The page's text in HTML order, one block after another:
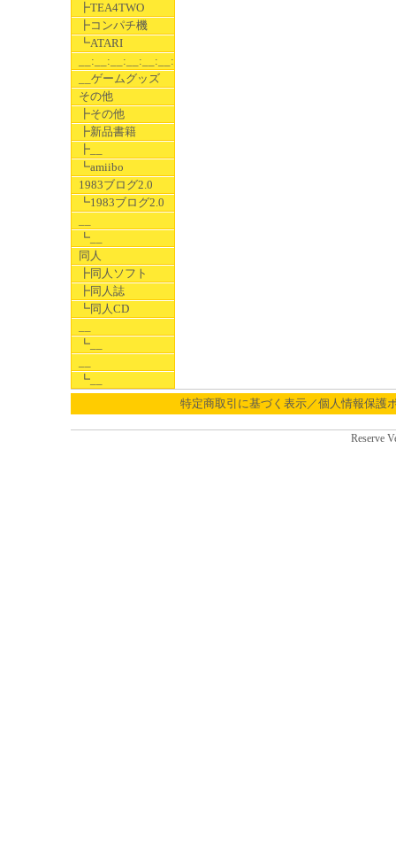
┣TEA4TWO
┣コンパチ機
┗ATARI
__:__:__:__:__:__:__
__ゲームグッズ
その他
┣その他
┣新品書籍
┣__
┗amiibo
1983ブログ2.0
┗1983ブログ2.0
┗__
同人
┣同人ソフト
┣同人誌
┗同人CD
┗__
┗__
特定商取引に基づく表示／個人情報保護
Reserve